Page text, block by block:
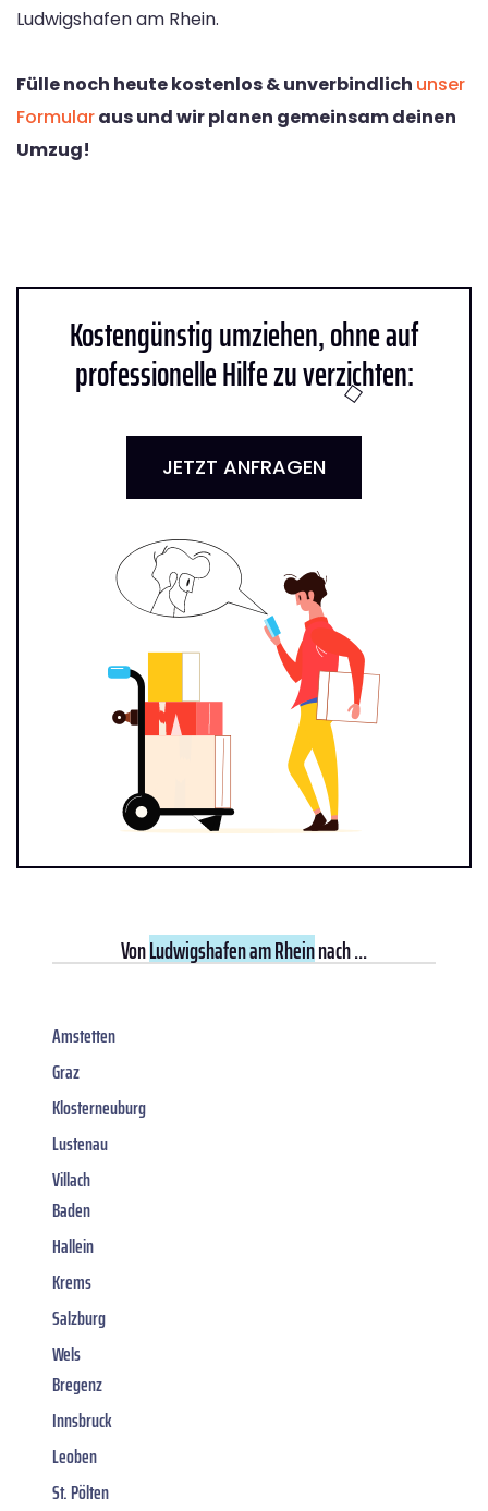
Ludwigshafen am Rhein.
Fülle noch heute kostenlos & unverbindlich unser
Formularaus und wir planen gemeinsam deinen
Umzug!
Kostengünstig umziehen, ohne auf
professionelle Hilfe zu verzichten:
JETZT ANFRAGEN
VonLudwigshafen am Rheinnach ...
Amstetten
Graz
Klosterneuburg
Lustenau
Villach
Baden
Hallein
Krems
Salzburg
Wels
Bregenz
Innsbruck
Leoben
St. Pölten